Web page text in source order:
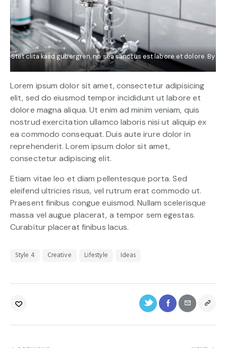
Stet clita kasd gubergren, no sea sanctus est labore et dolore. By
Kevin Smith
Lorem ipsum dolor sit amet, consectetur adipisicing
elit, sed do eiusmod tempor incididunt ut labore et
dolore magna aliqua. Ut enim ad minim veniam, quis
nostrud exercitation ullamco laboris nisi ut aliquip ex
ea commodo consequat. Duis aute irure dolor in
reprehenderit. Lorem ipsum dolor sit amet,
consectetur adipiscing elit.
Etiam vitae leo et diam pellentesque porta. Sed
eleifend ultricies risus, vel rutrum erat commodo ut.
Praesent finibus congue euismod. Nullam scelerisque
massa vel augue placerat, a tempor sem egestas.
Curabitur placerat finibus lacus.
Style 4 Creative Lifestyle Ideas